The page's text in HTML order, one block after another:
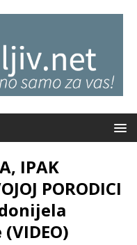
IPAK
PORODICI